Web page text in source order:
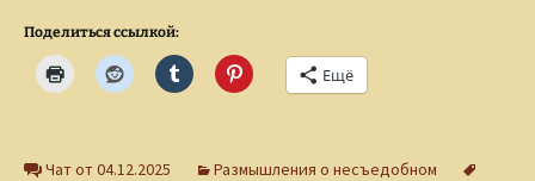
Поделиться ссылкой:
Ещё
Чат от 04.12.2025
Размышления о несъедобном